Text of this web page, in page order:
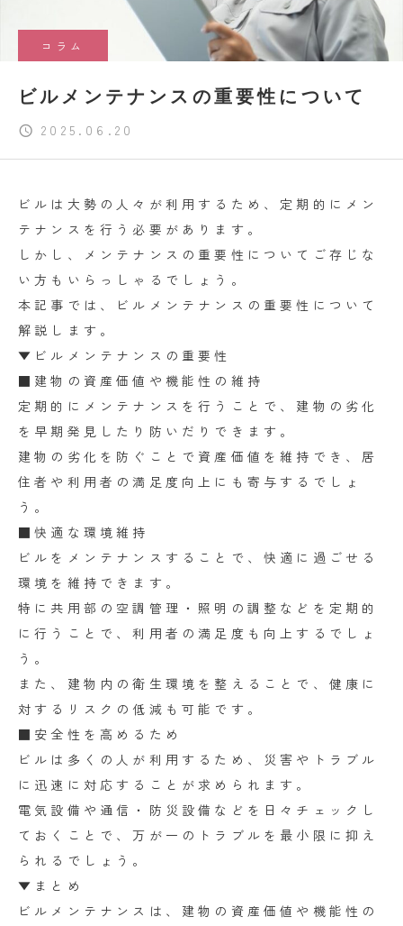
コラム
ビルメンテナンスの重要性について
2025.06.20
ビルは大勢の人々が利用するため、定期的にメン
テナンスを行う必要があります。
しかし、メンテナンスの重要性についてご存じな
い方もいらっしゃるでしょう。
本記事では、ビルメンテナンスの重要性について
解説します。
▼ビルメンテナンスの重要性
■建物の資産価値や機能性の維持
定期的にメンテナンスを行うことで、建物の劣化
を早期発見したり防いだりできます。
建物の劣化を防ぐことで資産価値を維持でき、居
住者や利用者の満足度向上にも寄与するでしょ
う。
■快適な環境維持
ビルをメンテナンスすることで、快適に過ごせる
環境を維持できます。
特に共用部の空調管理・照明の調整などを定期的
に行うことで、利用者の満足度も向上するでしょ
う。
また、建物内の衛生環境を整えることで、健康に
対するリスクの低減も可能です。
■安全性を高めるため
ビルは多くの人が利用するため、災害やトラブル
に迅速に対応することが求められます。
電気設備や通信・防災設備などを日々チェックし
ておくことで、万が一のトラブルを最小限に抑え
られるでしょう。
▼まとめ
ビルメンテナンスは、建物の資産価値や機能性の